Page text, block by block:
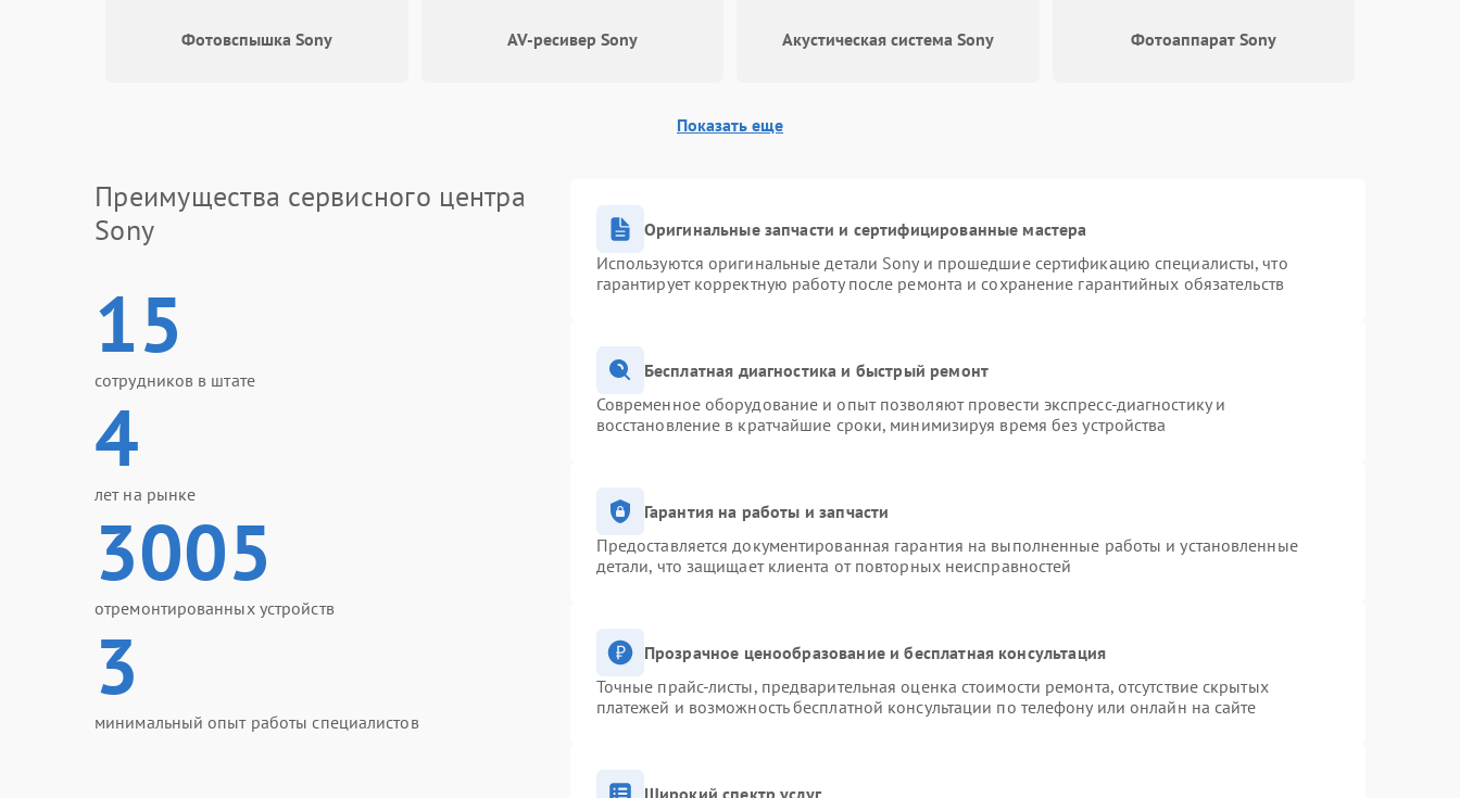
Фотовспышка Sony AV-ресивер Sony Акустическая система Sony Фотоаппарат Sony
Показать еще
Преимущества сервисного центра
Sony
15
сотрудников в штате
4
лет на рынке
3005
отремонтированных устройств
3
минимальный опыт работы специалистов
Оригинальные запчасти и сертифицированные мастера
Используются оригинальные детали Sony и прошедшие сертификацию специалисты, что
гарантирует корректную работу после ремонта и сохранение гарантийных обязательств
Бесплатная диагностика и быстрый ремонт
Современное оборудование и опыт позволяют провести экспресс-диагностику и
восстановление в кратчайшие сроки, минимизируя время без устройства
Гарантия на работы и запчасти
Предоставляется документированная гарантия на выполненные работы и установленные
детали, что защищает клиента от повторных неисправностей
Прозрачное ценообразование и бесплатная консультация
Точные прайс-листы, предварительная оценка стоимости ремонта, отсутствие скрытых
платежей и возможность бесплатной консультации по телефону или онлайн на сайте
Широкий спектр услуг